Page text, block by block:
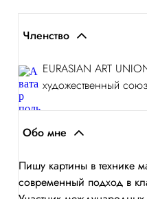
Членство
EURASIAN ART
художественный союз
Обо мне
Пишу картины в технике
современный подход в